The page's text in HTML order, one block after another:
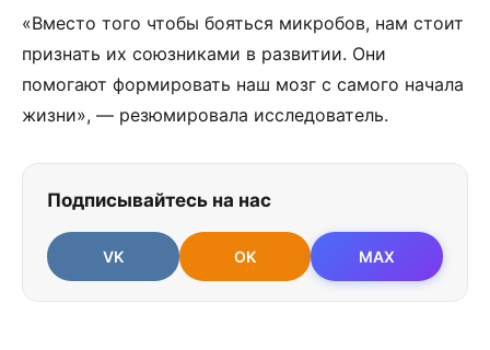
«Вместо того чтобы бояться микробов, нам стоит
признать их союзниками в развитии. Они
помогают формировать наш мозг с самого начала
жизни», — резюмировала исследователь.
Подписывайтесь на нас
VK OK MAX